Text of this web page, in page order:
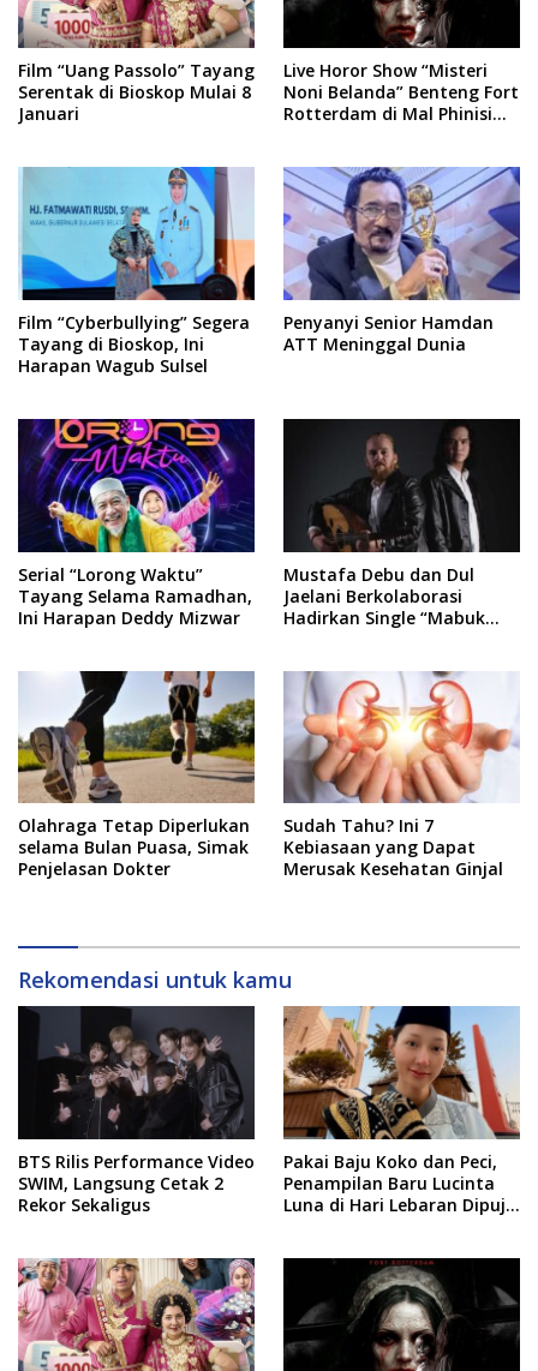
Film “Uang Passolo” Tayang
Serentak di Bioskop Mulai 8
Januari
Live Horor Show “Misteri
Noni Belanda” Benteng Fort
Rotterdam di Mal Phinisi
Film “Cyberbullying” Segera
Tayang di Bioskop, Ini
Harapan Wagub Sulsel
Penyanyi Senior Hamdan
ATT Meninggal Dunia
Serial “Lorong Waktu”
Tayang Selama Ramadhan,
Ini Harapan Deddy Mizwar
Mustafa Debu dan Dul
Jaelani Berkolaborasi
Hadirkan Single “Mabuk
Olahraga Tetap Diperlukan
selama Bulan Puasa, Simak
Penjelasan Dokter
Sudah Tahu? Ini 7
Kebiasaan yang Dapat
Merusak Kesehatan Ginjal
Rekomendasi untuk kamu
BTS Rilis Performance Video
SWIM, Langsung Cetak 2
Rekor Sekaligus
Pakai Baju Koko dan Peci,
Penampilan Baru Lucinta
Luna di Hari Lebaran Dipuji